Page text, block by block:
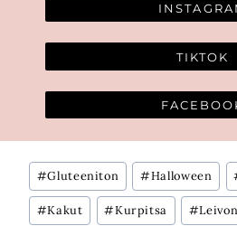
TIKTOK
Avainsanat:
#Gluteeniton #Halloween
#Kakut #Kurpitsa #